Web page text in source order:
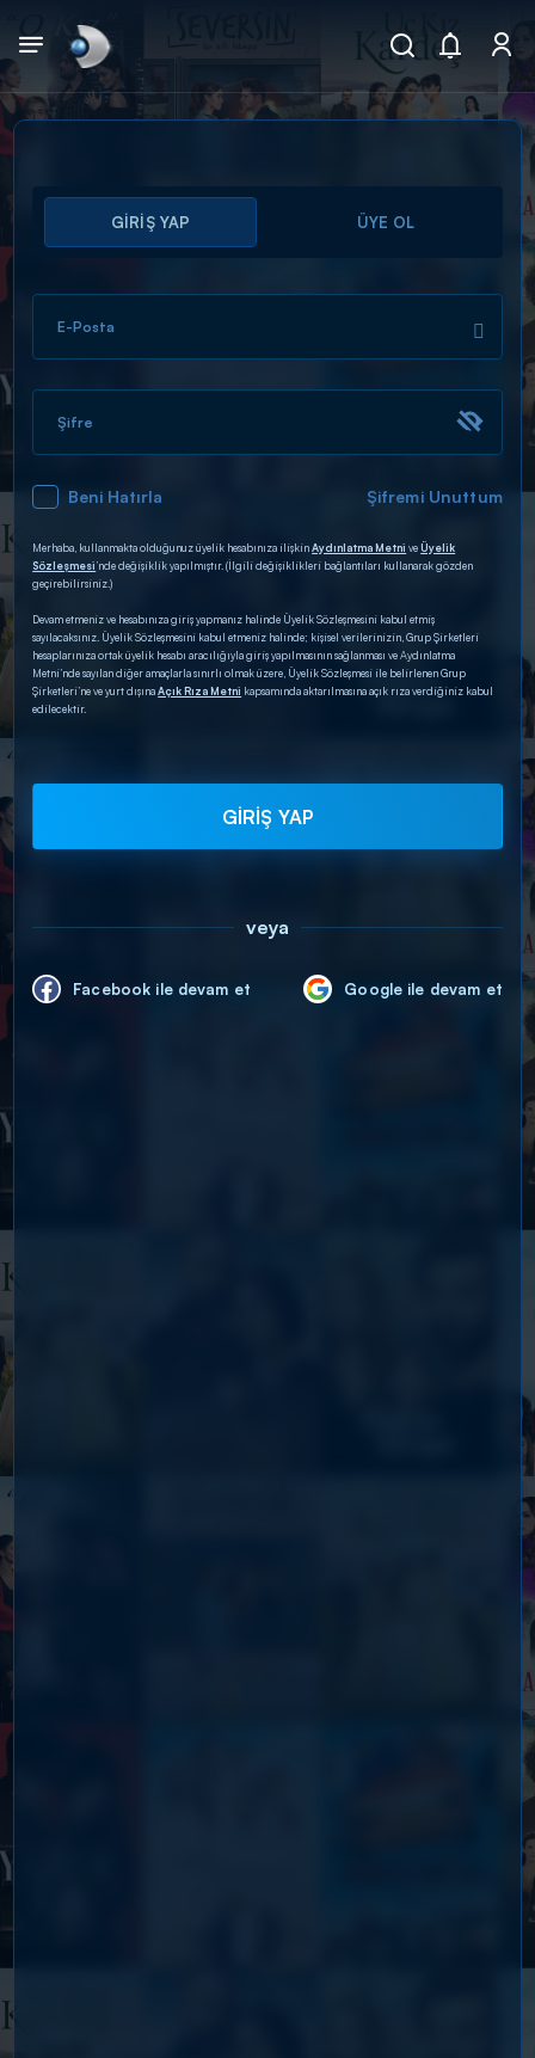
Arama
ARAMA SONUÇLARI
DİĞER SONUÇLAR
GİRİŞ YAP ÜYE OL
E-Posta
Şifre
Beni Hatırla Şifremi Unuttum
Merhaba, kullanmakta olduğunuz üyelik hesabınıza ilişkinAydınlatma Metni veÜyelik
Sözleşmesi’nde değişiklik yapılmıştır. (İlgili değişiklikleri bağlantıları kullanarak gözden
geçirebilirsiniz.)
Devam etmeniz ve hesabınıza giriş yapmanız halinde Üyelik Sözleşmesini kabul etmiş
sayılacaksınız. Üyelik Sözleşmesini kabul etmeniz halinde; kişisel verilerinizin, Grup Şirketleri
hesaplarınıza ortak üyelik hesabı aracılığıyla giriş yapılmasının sağlanması ve Aydınlatma
Metni’nde sayılan diğer amaçlarla sınırlı olmak üzere, Üyelik Sözleşmesi ile belirlenen Grup
Şirketleri’ne ve yurt dışınaAçık Rıza Metni kapsamında aktarılmasına açık rıza verdiğiniz kabul
edilecektir.
GİRİŞ YAP
veya
Facebook ile devam et Google ile devam et